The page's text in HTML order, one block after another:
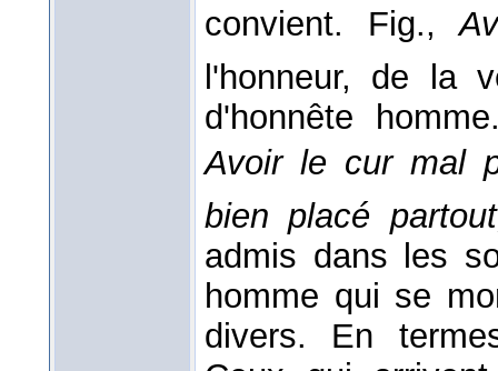
convient. Fig.,
l'honneur, de la
d'honnête
Avoir le cur mal
bien placé
admis dans les
homme qui se
divers. En